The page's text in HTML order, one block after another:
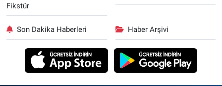
Fikstür
Son Dakika Haberleri Haber Arşivi